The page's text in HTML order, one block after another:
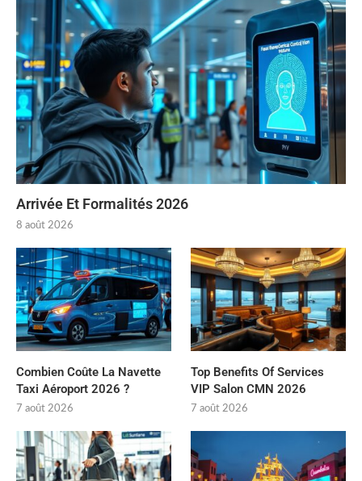
Arrivée Et Formalités 2026
8 août 2026
Combien Coûte La Navette
Taxi Aéroport 2026 ?
7 août 2026
Top Benefits Of Services
VIP Salon CMN 2026
7 août 2026